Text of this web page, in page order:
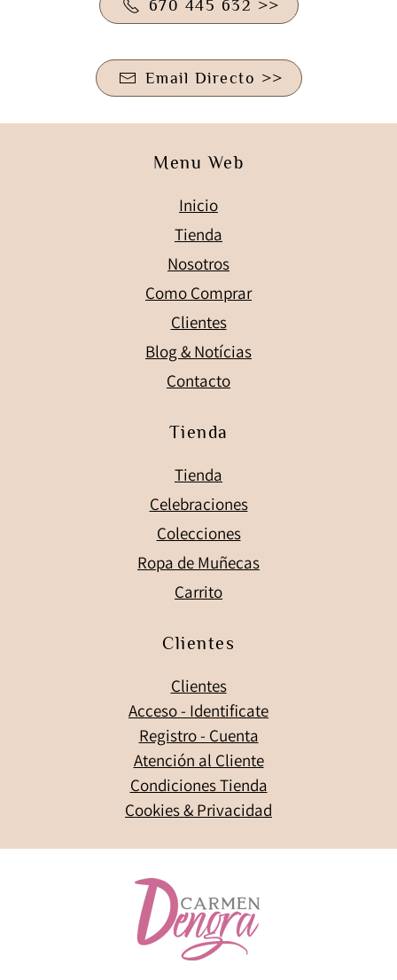
670 445 632 >>
Email Directo >>
Menu Web
Inicio
Tienda
Nosotros
Como Comprar
Clientes
Blog & Notícias
Contacto
Tienda
Tienda
Celebraciones
Colecciones
Ropa de Muñecas
Carrito
Clientes
Clientes
Acceso - Identificate
Registro - Cuenta
Atención al Cliente
Condiciones Tienda
Cookies & Privacidad